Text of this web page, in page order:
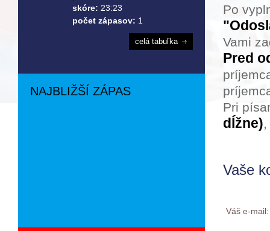
Po
Vami
Pred
Pri
dĺžne)
Vaše
Váš e-
skóre: 23:23
počet zápasov: 1
celá tabuľka
NAJBLIŽŠÍ ZÁPAS